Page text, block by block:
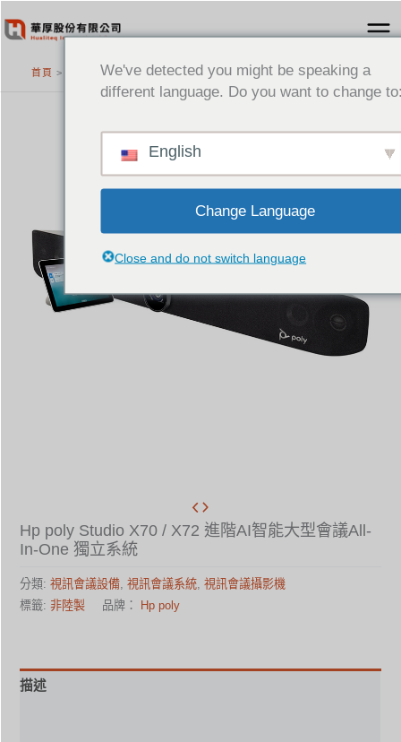
至
首頁 > 精選產品
Hp poly Studio X70 / X72 進階AI智能大型會議All-
In-One 獨立系統
分類:視訊會議設備 ,視訊會議系統 ,視訊會議攝影機
標籤:非陸製 品牌： Hp poly
描述
We've detected you might be speaking a
different language. Do you want to change
English
Change Language
Close and do not switch language